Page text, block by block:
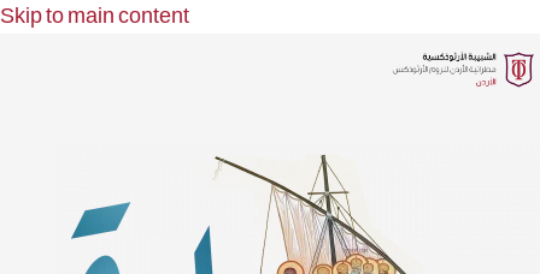
Skip to main content